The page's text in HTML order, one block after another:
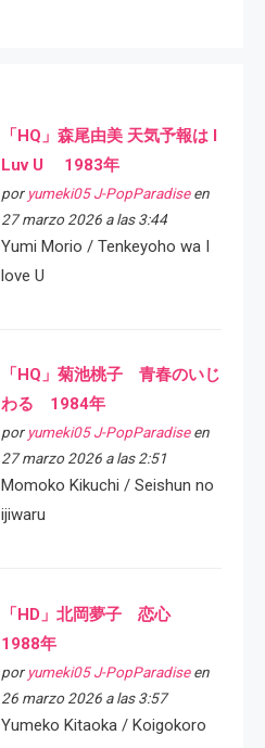
「HQ」森尾由美 天気予報は I
Luv U 1983年
por yumeki05 J-PopParadiseen
27 marzo 2026 a las 3:44
Yumi Morio / Tenkeyoho wa I
love U
「HQ」菊池桃子 青春のいじ
わる 1984年
por yumeki05 J-PopParadiseen
27 marzo 2026 a las 2:51
Momoko Kikuchi / Seishun no
ijiwaru
「HD」北岡夢子 恋心
1988年
por yumeki05 J-PopParadiseen
26 marzo 2026 a las 3:57
Yumeko Kitaoka / Koigokoro